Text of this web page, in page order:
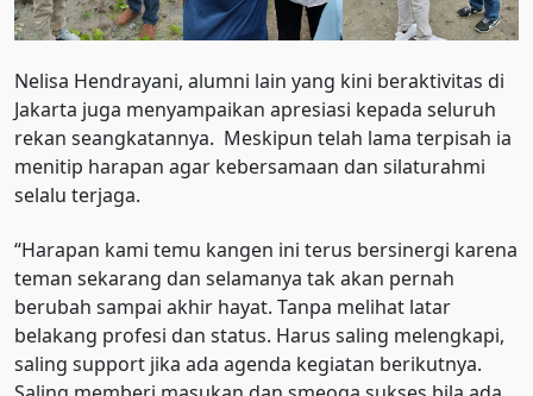
Nelisa Hendrayani, alumni lain yang kini beraktivitas di
Jakarta juga menyampaikan apresiasi kepada seluruh
rekan seangkatannya. Meskipun telah lama terpisah ia
menitip harapan agar kebersamaan dan silaturahmi
selalu terjaga.
“Harapan kami temu kangen ini terus bersinergi karena
teman sekarang dan selamanya tak akan pernah
berubah sampai akhir hayat. Tanpa melihat latar
belakang profesi dan status. Harus saling melengkapi,
saling support jika ada agenda kegiatan berikutnya.